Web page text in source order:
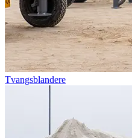
Tvangsblandere